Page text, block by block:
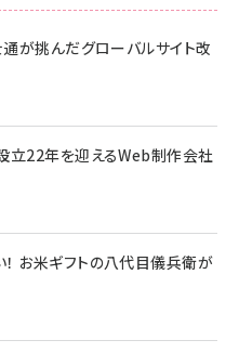
が挑んだグローバルサイト改
立22年を迎えるWeb制作会社
お米ギフトの八代目儀兵衛が